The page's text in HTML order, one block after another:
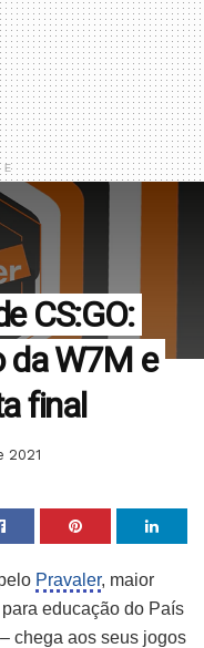
CS:GO:
da W7M e
final
2021
Pravaler, maior
educação do País
chega aos seus jogos